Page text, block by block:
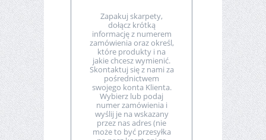
Zapakuj skarpety,
dołącz krótką
informację z numerem
zamówienia oraz określ,
które produkty i na
jakie chcesz wymienić.
Skontaktuj się z nami za
pośrednictwem
swojego konta Klienta.
Wybierz lub podaj
numer zamówienia i
wyślij je na wskazany
przez nas adres (nie
może to być przesyłka